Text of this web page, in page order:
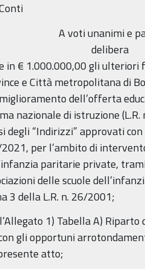
A voti unanimi e
delibera
€ 1.000.000,00 gli ulteriori
e Città metropolitana di
dell’offerta
nazionale di istruzione
degli “Indirizzi” approvati
per l’ambito di
paritarie private,
delle scuole
3 della L.R. n. 26/2001;
1) Tabella A)
gli opportuni
atto;